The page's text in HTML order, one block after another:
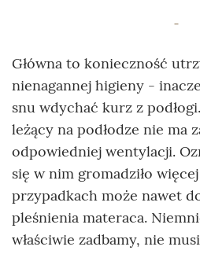
Główna to konieczność
nienagannej higieny -
snu wdychać kurz z
leżący na podłodze nie ma
odpowiedniej wentylacji.
się w nim gromadziło
przypadkach może nawet
pleśnienia materaca.
właściwie zadbamy, nie